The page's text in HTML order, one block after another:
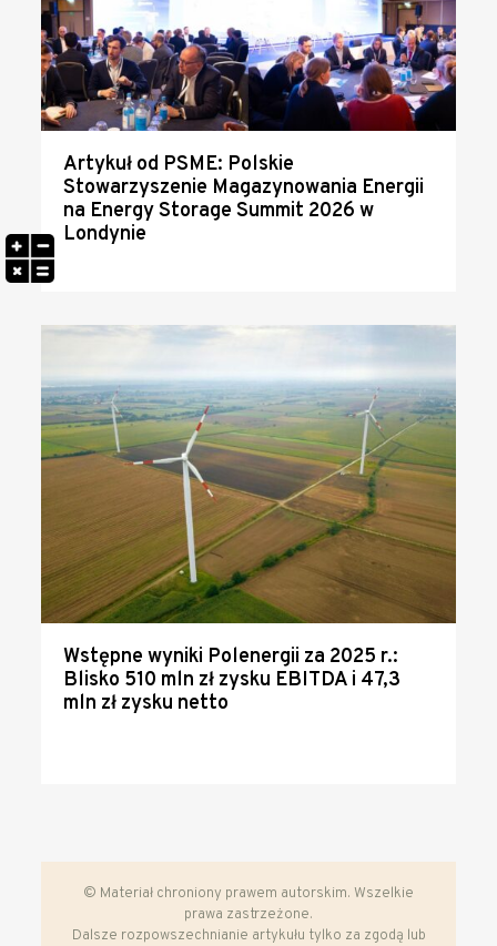
Artykuł od PSME: Polskie
Stowarzyszenie Magazynowania Energii
na Energy Storage Summit 2026 w
Londynie
Wstępne wyniki Polenergii za 2025 r.:
Blisko 510 mln zł zysku EBITDA i 47,3
mln zł zysku netto
© Materiał chroniony prawem autorskim. Wszelkie
prawa zastrzeżone.
Dalsze rozpowszechnianie artykułu tylko za zgodą lub